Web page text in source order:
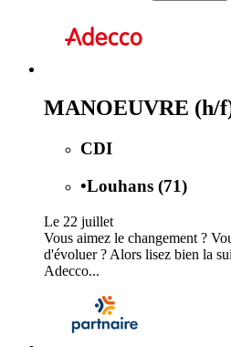
MANOEUVRE (h/
CDI
•Louhans (71)
Le 22 juillet
Vous aimez le changement ?
d'évoluer ? Alors lisez bien la
Adecco...